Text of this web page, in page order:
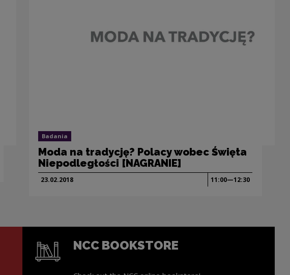
Badania
Moda na tradycję? Polacy wobec Święta
Niepodległości [NAGRANIE]
23.02.2018 11:00—12:30
NCC BOOKSTORE